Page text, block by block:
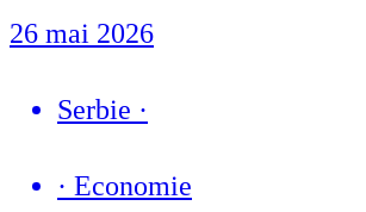
26 mai 2026
Serbie ·
· Economie